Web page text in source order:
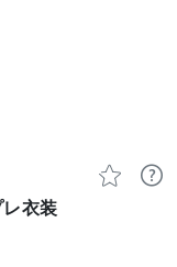
 
衣装